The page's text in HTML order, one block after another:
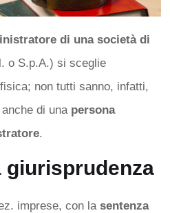
di una società di
o S.p.A.) si sceglie
non tutti sanno, infatti,
di una persona
.
giurisprudenza
imprese, con la sentenza